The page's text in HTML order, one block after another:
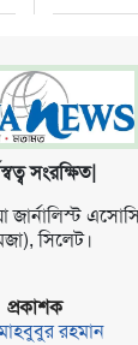
সংরক্ষিত|
জার্না‌লিস্ট
সি‌লেট।
প্রকাশক
রহমান